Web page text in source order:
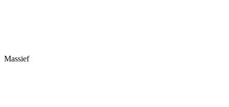
Massief